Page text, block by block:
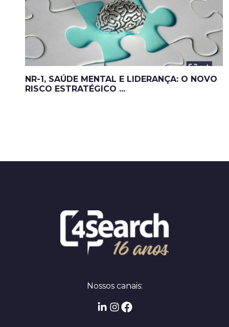
NR-1, SAÚDE MENTAL E LIDERANÇA: O NOVO
RISCO ESTRATÉGICO ...
Nossos canais: